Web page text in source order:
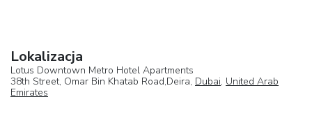
Lokalizacja
Lotus Downtown Metro Hotel Apartments
38th Street, Omar Bin Khatab Road,Deira, Dubai, United Arab
Emirates